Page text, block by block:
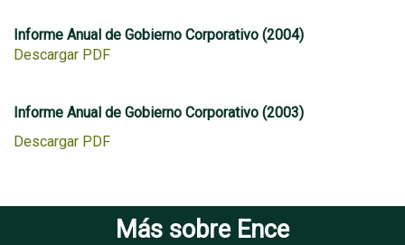
Informe Anual de Gobierno Corporativo (2004)
Descargar PDF
Informe Anual de Gobierno Corporativo (2003)
Descargar PDF
Más sobre Ence